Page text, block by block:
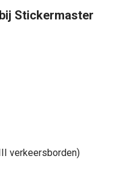
bij Stickermaster
verkeersborden)